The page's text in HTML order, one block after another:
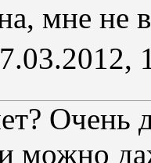
мне не
Очень
можно